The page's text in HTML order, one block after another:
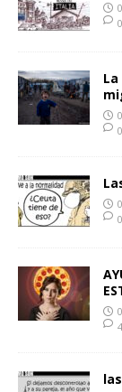
0
0
0
4